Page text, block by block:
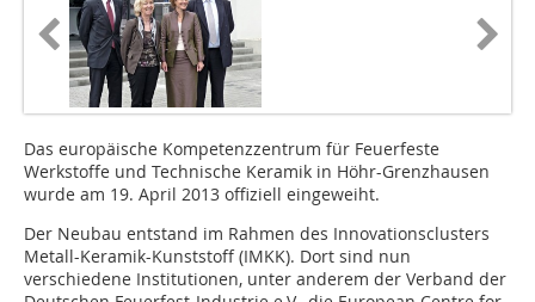
Das europäische Kompetenzzentrum für Feuerfeste
Werkstoffe und Technische Keramik in Höhr-Grenzhausen
wurde am 19. April 2013 offiziell eingeweiht.
Der Neubau entstand im Rahmen des Innovationsclusters
Metall-Keramik-Kunststoff (IMKK). Dort sind nun
verschiedene Institutionen, unter anderem der Verband der